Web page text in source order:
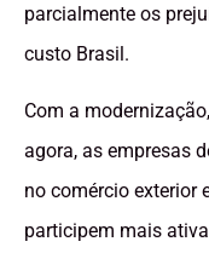
parcialmente os
custo Brasil.
Com a
agora, as empresas
no comércio exterior
participem mais